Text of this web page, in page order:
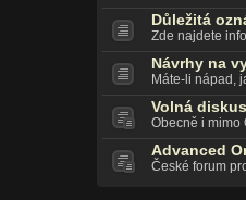
Důležitá
Zde najdete
Návrhy na
Máte-li nápad,
Volná
Obecně i mimo
Advanced
České forum